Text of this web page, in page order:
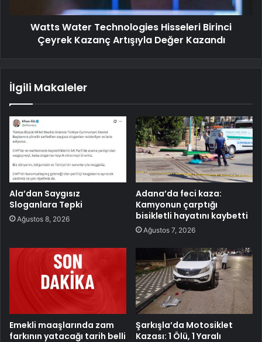
Watts Water Technologies Hisseleri Birinci
Çeyrek Kazanç Artışıyla Değer Kazandı
İlgili Makaleler
Ala’dan Saygısız
Sloganlara Tepki
Ağustos 8, 2026
Adana’da feci kaza:
Kamyonun çarptığı
bisikletli hayatını kaybetti
Ağustos 7, 2026
Emekli maaşlarında zam
farkının yatacağı tarih belli
Şarkışla’da Motosiklet
Kazası: 1 Ölü, 1 Yaralı